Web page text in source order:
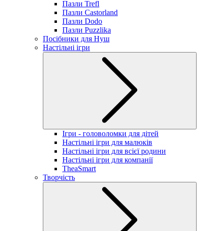
Пазли Trefl
Пазли Castorland
Пазли Dodo
Пазли Puzzlika
Посібники для Нуш
Настільні ігри
Ігри - головоломки для дітей
Настільні ігри для малюків
Настільні ігри для всієї родини
Настільні ігри для компанії
TheaSmart
Творчість